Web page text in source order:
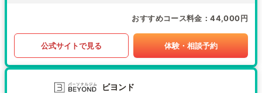
おすすめコース料金 44,000円
公式サイトで見る 体験・相談予約
ビヨンド